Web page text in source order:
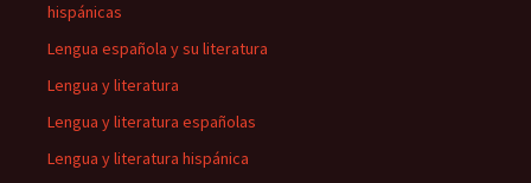
hispánicas
Lengua española y su literatura
Lengua y literatura
Lengua y literatura españolas
Lengua y literatura hispánica